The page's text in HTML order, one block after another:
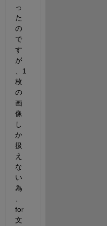
っ
た
の
で
す
が
、1
枚
の
画
像
し
か
扱
え
な
い
為
for
文